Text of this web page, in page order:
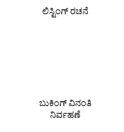
ಲಿಸ್ಟಿಂಗ್ ರಚನೆ
ಬುಕಿಂಗ್ ವಿನಂತಿ
ನಿರ್ವಹಣೆ